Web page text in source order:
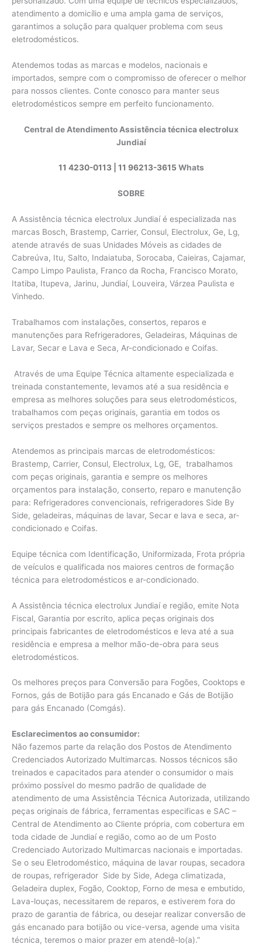
atendimento a domicílio e uma ampla gama de serviços,
garantimos a solução para qualquer problema com seus
eletrodomésticos.
Atendemos todas as marcas e modelos, nacionais e
importados, sempre com o compromisso de oferecer o melhor
para nossos clientes. Conte conosco para manter seus
eletrodomésticos sempre em perfeito funcionamento.
Central de Atendimento Assistência técnica electrolux
Jundiaí
11 4230-0113| 11 96213-3615 Whats
SOBRE
A Assistência técnica electrolux Jundiaí é especializada nas
marcas Bosch, Brastemp, Carrier, Consul, Electrolux, Ge, Lg,
atende através de suas Unidades Móveis as cidades de
Cabreúva, Itu, Salto, Indaiatuba, Sorocaba, Caieiras, Cajamar,
Campo Limpo Paulista, Franco da Rocha, Francisco Morato,
Itatiba, Itupeva, Jarinu, Jundiaí, Louveira, Várzea Paulista e
Vinhedo.
Trabalhamos com instalações, consertos, reparos e
manutenções para Refrigeradores, Geladeiras, Máquinas de
Lavar, Secar e Lava e Seca, Ar-condicionado e Coifas.
Através de uma Equipe Técnica altamente especializada e
treinada constantemente, levamos até a sua residência e
empresa as melhores soluções para seus eletrodomésticos,
trabalhamos com peças originais, garantia em todos os
serviços prestados e sempre os melhores orçamentos.
Atendemos as principais marcas de eletrodomésticos:
Brastemp, Carrier, Consul, Electrolux, Lg, GE, trabalhamos
com peças originais, garantia e sempre os melhores
orçamentos para instalação, conserto, reparo e manutenção
para: Refrigeradores convencionais, refrigeradores Side By
Side, geladeiras, máquinas de lavar, Secar e lava e seca, ar-
condicionado e Coifas.
Equipe técnica com Identificação, Uniformizada, Frota própria
de veículos e qualificada nos maiores centros de formação
técnica para eletrodomésticos e ar-condicionado.
A Assistência técnica electrolux Jundiaí e região, emite Nota
Fiscal, Garantia por escrito, aplica peças originais dos
principais fabricantes de eletrodomésticos e leva até a sua
residência e empresa a melhor mão-de-obra para seus
eletrodomésticos.
Os melhores preços para Conversão para Fogões, Cooktops e
Fornos, gás de Botijão para gás Encanado e Gás de Botijão
para gás Encanado (Comgás).
Esclarecimentos ao consumidor:
Não fazemos parte da relação dos Postos de Atendimento
Credenciados Autorizado Multimarcas. Nossos técnicos são
treinados e capacitados para atender o consumidor o mais
próximo possível do mesmo padrão de qualidade de
atendimento de uma Assistência Técnica Autorizada, utilizando
peças originais de fábrica, ferramentas especificas e SAC –
Central de Atendimento ao Cliente própria, com cobertura em
toda cidade de Jundiaí e região, como ao de um Posto
Credenciado Autorizado Multimarcas nacionais e importadas.
Se o seu Eletrodoméstico, máquina de lavar roupas, secadora
de roupas, refrigerador Side by Side, Adega climatizada,
Geladeira duplex, Fogão, Cooktop, Forno de mesa e embutido,
Lava-louças, necessitarem de reparos, e estiverem fora do
prazo de garantia de fábrica, ou desejar realizar conversão de
gás encanado para botijão ou vice-versa, agende uma visita
técnica, teremos o maior prazer em atendê-lo(a).”